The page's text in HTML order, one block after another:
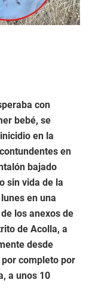
con
bebé, se
en la
en
bajado
sin vida de la
en una
los anexos de
de Acolla, a
desde
completo por
a unos 10